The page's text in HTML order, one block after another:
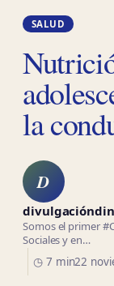
SALUD
la
D
Somos el primer
Sociales y en…
◷ 7 min22